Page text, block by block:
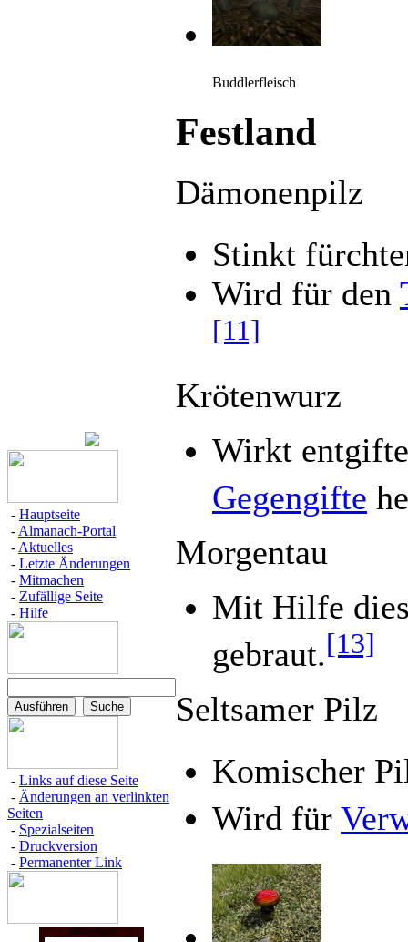
- Hauptseite
- Almanach-Portal
- Aktuelles
- Letzte Änderungen
- Mitmachen
- Zufällige Seite
- Hilfe
- Links auf diese Seite
- Änderungen an verlinkten
Seiten
- Spezialseiten
- Druckversion
- Permanenter Link
Suchen nach:
Buddlerfleisch
Festland
Dämonenpilz
Stinkt
Wird für den
[11]
Krötenwurz
Wirkt
Gegengifte
Morgentau
Mit Hilfe
gebraut.[13]
Seltsamer Pilz
Komischer
Wird für